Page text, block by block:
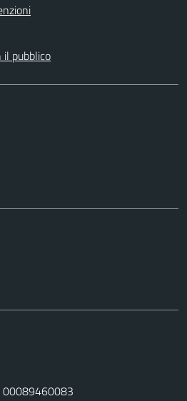
pubblico
00089460083